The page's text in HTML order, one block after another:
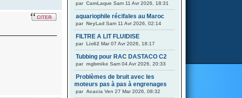
par CamLaque Sam 11 Avr 2026, 18:31
aquariophile récifales au Maroc
par NeyLad Sam 11 Avr 2026, 02:14
FILTRE A LIT FLUIDISE
par Lio62 Mar 07 Avr 2026, 18:17
Tubbing pour RAC DASTACO C2
par mgbmike Sam 04 Avr 2026, 20:33
Problèmes de bruit avec les
moteurs pas à pas à engrenages
par Acacia Ven 27 Mar 2026, 08:32